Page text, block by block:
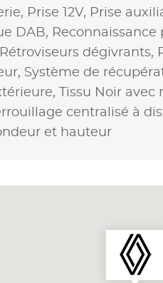
Prise 12V, Prise
DAB,
Rétroviseurs dégivrants,
Système de
Tissu Noir
centralisé à
et hauteur